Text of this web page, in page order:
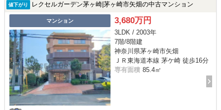
値下がり レクセルガーデン茅ヶ崎|茅ヶ崎市矢畑の中古マンション
マンション 3,680万円
3LDK / 2003年
7階/8階建
神奈川県茅ヶ崎市矢畑
ＪＲ東海道本線 茅ケ崎 徒歩16分
専有面積 85.4㎡